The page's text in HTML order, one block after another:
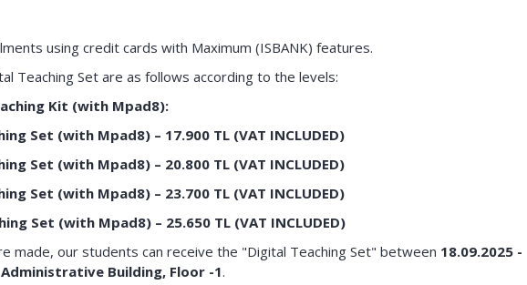
using credit cards with Maximum (ISBANK) features.
Teaching Set are as follows according to the levels:
Kit (with Mpad8):
Set (with Mpad8) – 17.900 TL (VAT INCLUDED)
Set (with Mpad8) – 20.800 TL (VAT INCLUDED)
Set (with Mpad8) – 23.700 TL (VAT INCLUDED)
Set (with Mpad8) – 25.650 TL (VAT INCLUDED)
made, our students can receive the "Digital Teaching Set" between 18.09.2025 -
Building, Floor -1.